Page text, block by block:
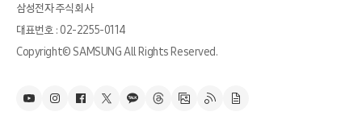
삼성전자 주식회사
대표번호 : 02-2255-0114
Copyright© SAMSUNG All Rights Reserved.